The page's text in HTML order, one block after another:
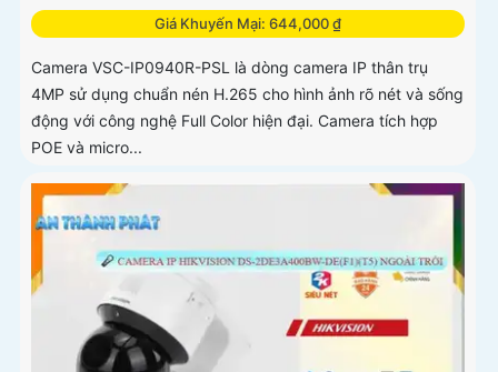
Giá Khuyến Mại: 644,000 ₫
Camera VSC-IP0940R-PSL là dòng camera IP thân trụ
4MP sử dụng chuẩn nén H.265 cho hình ảnh rõ nét và sống
động với công nghệ Full Color hiện đại. Camera tích hợp
POE và micro...